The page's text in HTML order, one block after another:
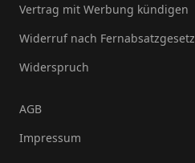
Vertrag mit Werbung kündigen
Widerruf nach Fernabsatzgesetz
Widerspruch
AGB
Impressum